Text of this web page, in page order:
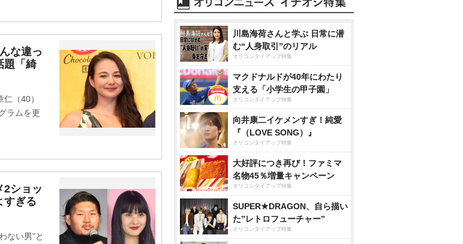
な違っ
題「綺
（40）
ラムを更
2ショッ
すぎる
ない男”と
川島海荷さんと学ぶ 日常に潜
む“人身取引”のリアル
オリコンタイアップ特集
マクドナルドが40年にわたり
支える「小学生の甲子園」
オリコンタイアップ特集
向井康二イケメンすぎ！純愛
『（LOVE SONG）』
オリコンタイアップ特集
大好評につき再び！ファミマ
名物45％増量キャンペーン
オリコンタイアップ特集
SUPER★DRAGON、自ら描い
た”レトロフューチャー”
オリコンタイアップ特集